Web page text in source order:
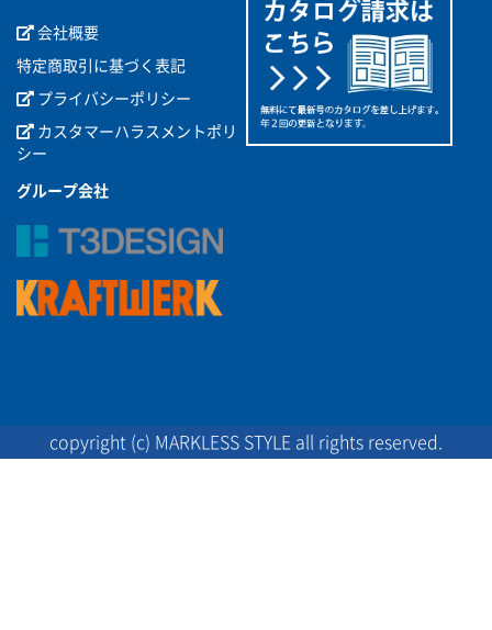
会社概要
特定商取引に基づく表記
プライバシーポリシー
カスタマーハラスメントポリ
シー
グループ会社
copyright (c) MARKLESS STYLE all rights reserved.